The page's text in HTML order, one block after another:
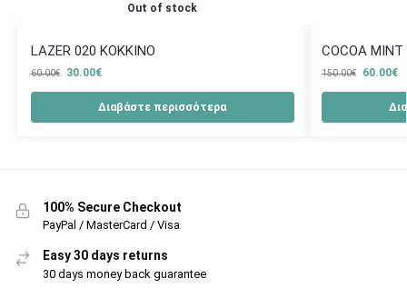
Out of stock
LAZER 020 ΚΟΚΚΙΝΟ
60.00€ 30.00€
Διαβάστε περισσότερα
COCOA
150.00€ 60.00€
100% Secure Checkout
PayPal / MasterCard / Visa
Easy 30 days returns
30 days money back guarantee